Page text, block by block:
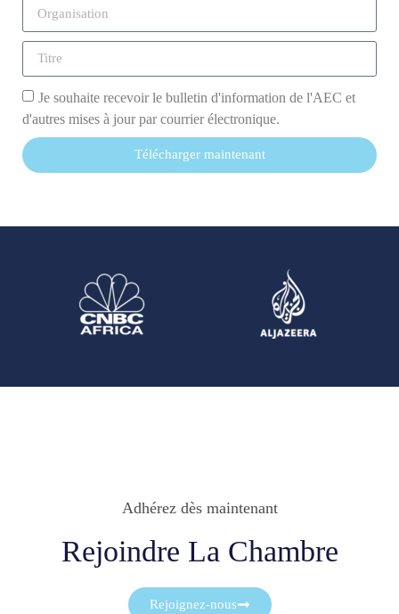
Je souhaite recevoir le bulletin d'information de l'AEC et
d'autres mises à jour par courrier électronique.
Télécharger maintenant
Adhérez dès maintenant
Rejoindre La Chambre
Rejoignez-nous